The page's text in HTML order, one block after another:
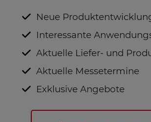
Neue
Interessante
Aktuelle Liefer- und
Aktuelle Messetermine
Exklusive Angebote